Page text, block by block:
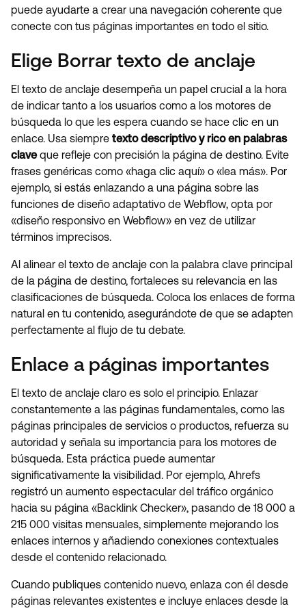
puede ayudarte a crear una navegación coherente que
conecte con tus páginas importantes en todo el sitio.
Elige Borrar texto de anclaje
El texto de anclaje desempeña un papel crucial a la hora
de indicar tanto a los usuarios como a los motores de
búsqueda lo que les espera cuando se hace clic en un
enlace. Usa siempre texto descriptivo y rico en palabras
claveque refleje con precisión la página de destino. Evite
frases genéricas como «haga clic aquí» o «lea más». Por
ejemplo, si estás enlazando a una página sobre las
funciones de diseño adaptativo de Webflow, opta por
«diseño responsivo en Webflow» en vez de utilizar
términos imprecisos.
Al alinear el texto de anclaje con la palabra clave principal
de la página de destino, fortaleces su relevancia en las
clasificaciones de búsqueda. Coloca los enlaces de forma
natural en tu contenido, asegurándote de que se adapten
perfectamente al flujo de tu debate.
Enlace a páginas importantes
El texto de anclaje claro es solo el principio. Enlazar
constantemente a las páginas fundamentales, como las
páginas principales de servicios o productos, refuerza su
autoridad y señala su importancia para los motores de
búsqueda. Esta práctica puede aumentar
significativamente la visibilidad. Por ejemplo, Ahrefs
registró un aumento espectacular del tráfico orgánico
hacia su página «Backlink Checker», pasando de 18 000 a
215 000 visitas mensuales, simplemente mejorando los
enlaces internos y añadiendo conexiones contextuales
desde el contenido relacionado.
Cuando publiques contenido nuevo, enlaza con él desde
páginas relevantes existentes e incluye enlaces desde la